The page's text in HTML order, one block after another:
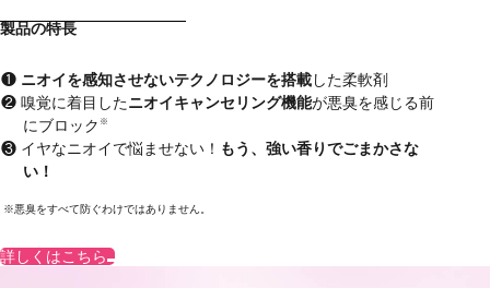
製品の特長
ニオイを感知させないテクノロジーを搭載した柔軟剤
嗅覚に着目したニオイキャンセリング機能が悪臭を感じる前
にブロック ※
イヤなニオイで悩ませない！ もう、強い香りでごまかさな
い！
悪臭をすべて防ぐわけではありません。
詳しくはこちら